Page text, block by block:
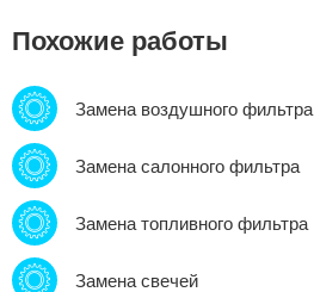
Похожие работы
Замена воздушного фильтра
Замена салонного фильтра
Замена топливного фильтра
Замена свечей